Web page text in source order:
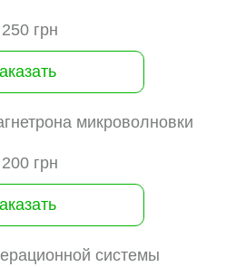
250 грн
микроволновки
200 грн
системы